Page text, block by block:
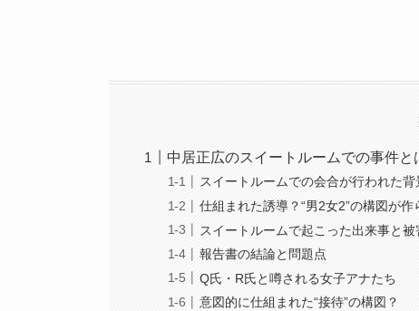
中居正広のスイートルームでの事件
スイートルームでの会合が行われた背
仕組まれた誘導？“男2女2”の構図が作
スイートルームで起こった出来事と
報告書の結論と問題点
Q氏・R氏と噂される女子アナたち
意図的に仕組まれた“接待”の構図？